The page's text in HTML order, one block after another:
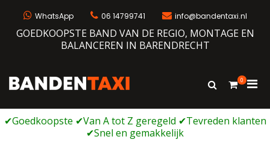
WhatsApp 06 14799741 info@bandentaxi.nl
GOEDKOOPSTE BAND VAN DE REGIO, MONTAGE EN
BALANCEREN IN BARENDRECHT
Bandengarage met eigen webshop
Toon
0
voor